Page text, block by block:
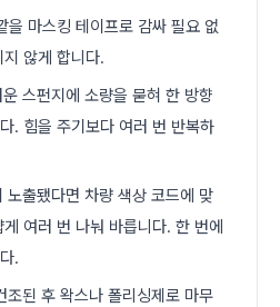
을 마스킹 테이프로 감싸 필요 없
않게 합니다.
스펀지에 소량을 묻혀 한 방향
. 힘을 주기보다 여러 번 반복하
노출됐다면 차량 색상 코드에 맞
여러 번 나눠 바릅니다. 한 번에
.
조된 후 왁스나 폴리싱제로 마무